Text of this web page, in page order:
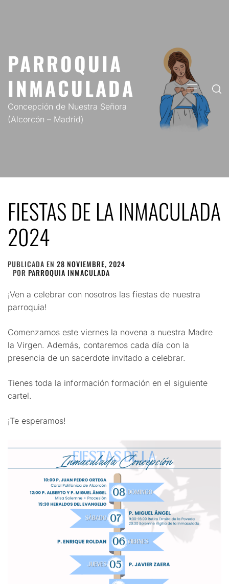
PARROQUIA
INMACULADA
Concepción de Nuestra Señora
(Alcorcón – Madrid)
MENÚ
FIESTAS DE LA INMACULADA
2024
PUBLICADA EN 28 NOVIEMBRE, 2024
POR PARROQUIA INMACULADA
¡Ven a celebrar con nosotros las fiestas de nuestra
parroquia!
Comenzamos este viernes la novena a nuestra Madre
la Virgen. Además, contaremos cada día con la
presencia de un sacerdote invitado a celebrar.
Tienes toda la información formación en el siguiente
cartel.
¡Te esperamos!